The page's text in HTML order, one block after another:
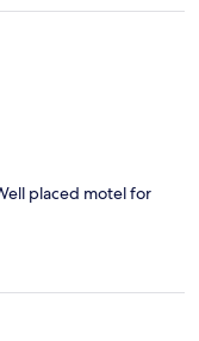
placed motel for